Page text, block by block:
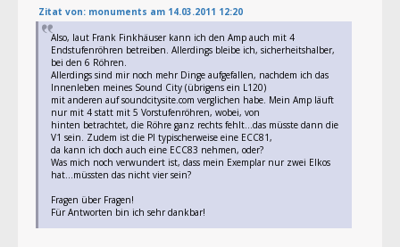
Zitat von: monuments am 14.03.2011 12:20
Also, laut Frank Finkhäuser kann ich den Amp auch mit 4
Endstufenröhren betreiben. Allerdings bleibe ich, sicherheitshalber,
bei den 6 Röhren.
Allerdings sind mir noch mehr Dinge aufgefallen, nachdem ich das
Innenleben meines Sound City (übrigens ein L120)
mit anderen auf soundcitysite.com verglichen habe. Mein Amp läuft
nur mit 4 statt mit 5 Vorstufenröhren, wobei, von
hinten betrachtet, die Röhre ganz rechts fehlt...das müsste dann die
V1 sein. Zudem ist die PI typischerweise eine ECC81,
da kann ich doch auch eine ECC83 nehmen, oder?
Was mich noch verwundert ist, dass mein Exemplar nur zwei Elkos
hat...müssten das nicht vier sein?
Fragen über Fragen!
Für Antworten bin ich sehr dankbar!